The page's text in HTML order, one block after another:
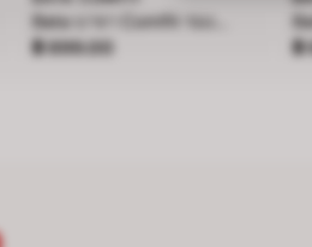
ราคา ฿ 899.00
฿ 899.00 ร
฿